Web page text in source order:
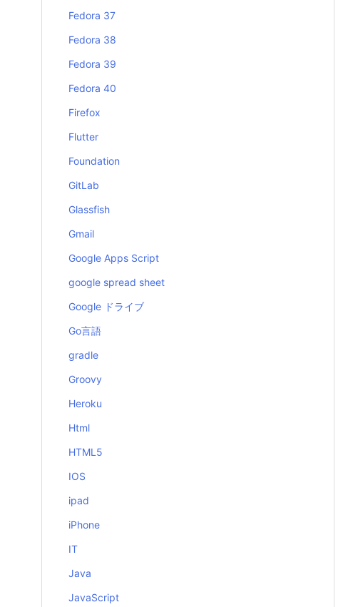
Fedora 37
Fedora 38
Fedora 39
Fedora 40
Firefox
Flutter
Foundation
GitLab
Glassfish
Gmail
Google Apps Script
google spread sheet
Google ドライブ
Go言語
gradle
Groovy
Heroku
Html
HTML5
IOS
ipad
iPhone
IT
Java
JavaScript